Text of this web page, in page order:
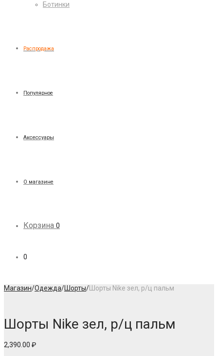
Ботинки
Распродажа
Популярное
Аксессуары
О магазине
Корзина 0
0
Магазин/Одежда/Шорты/ Шорты Nike зел, р/ц пальм
Шорты Nike зел, р/ц пальм
2,390.00 ₽